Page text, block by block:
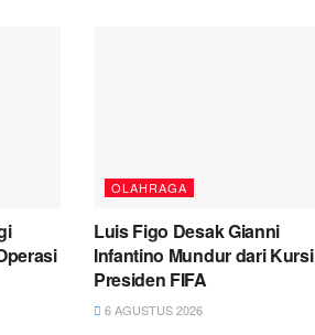
OLAHRAGA
Luis Figo Desak Gianni
Infantino Mundur dari Kursi
Presiden FIFA
6 AGUSTUS 2026